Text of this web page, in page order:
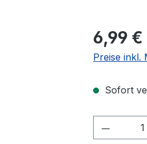
Regulärer
6,99 €
Preise inkl.
Sofort